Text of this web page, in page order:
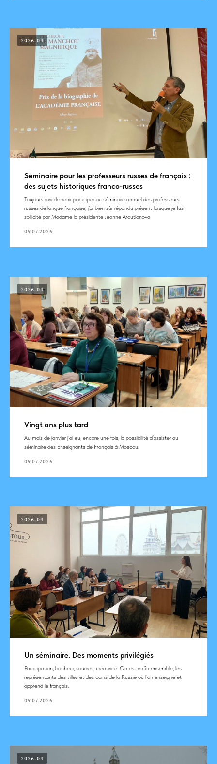
2026-04
Séminaire pour les professeurs russes de français :
des sujets historiques franco-russes
Toujours ravi de venir participer au séminaire annuel des professeurs
russes de langue française, j’ai bien sûr répondu présent lorsque je fus
sollicité par Madame la présidente Jeanne Aroutionova
09.07.2026
2026-04
Vingt ans plus tard
Au mois de janvier j’ai eu, encore une fois, la possibilité d’assister au
séminaire des Enseignants de Français à Moscou.
09.07.2026
2026-04
Un séminaire. Des moments privilégiés
Participation, bonheur, sourires, créativité. On est enfin ensemble, les
représentants des villes et des coins de la Russie où l’on enseigne et
apprend le français.
09.07.2026
2026-04